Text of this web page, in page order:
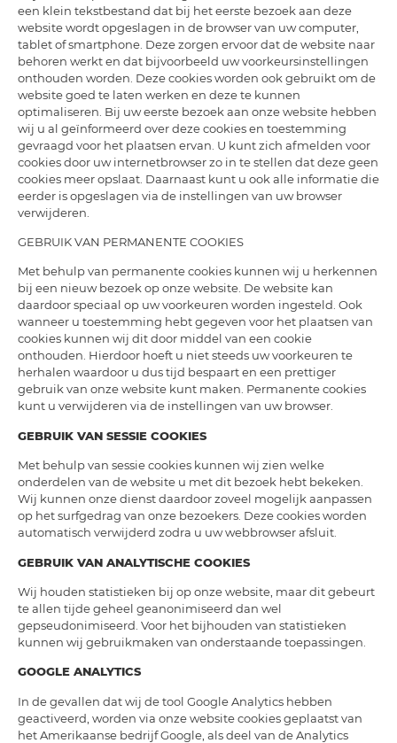
een klein tekstbestand dat bij het eerste bezoek aan deze
website wordt opgeslagen in de browser van uw computer,
tablet of smartphone. Deze zorgen ervoor dat de website naar
behoren werkt en dat bijvoorbeeld uw voorkeursinstellingen
onthouden worden. Deze cookies worden ook gebruikt om de
website goed te laten werken en deze te kunnen
optimaliseren. Bij uw eerste bezoek aan onze website hebben
wij u al geïnformeerd over deze cookies en toestemming
gevraagd voor het plaatsen ervan. U kunt zich afmelden voor
cookies door uw internetbrowser zo in te stellen dat deze geen
cookies meer opslaat. Daarnaast kunt u ook alle informatie die
eerder is opgeslagen via de instellingen van uw browser
verwijderen.
GEBRUIK VAN PERMANENTE COOKIES
Met behulp van permanente cookies kunnen wij u herkennen
bij een nieuw bezoek op onze website. De website kan
daardoor speciaal op uw voorkeuren worden ingesteld. Ook
wanneer u toestemming hebt gegeven voor het plaatsen van
cookies kunnen wij dit door middel van een cookie
onthouden. Hierdoor hoeft u niet steeds uw voorkeuren te
herhalen waardoor u dus tijd bespaart en een prettiger
gebruik van onze website kunt maken. Permanente cookies
kunt u verwijderen via de instellingen van uw browser.
GEBRUIK VAN SESSIE COOKIES
Met behulp van sessie cookies kunnen wij zien welke
onderdelen van de website u met dit bezoek hebt bekeken.
Wij kunnen onze dienst daardoor zoveel mogelijk aanpassen
op het surfgedrag van onze bezoekers. Deze cookies worden
automatisch verwijderd zodra u uw webbrowser afsluit.
GEBRUIK VAN ANALYTISCHE COOKIES
Wij houden statistieken bij op onze website, maar dit gebeurt
te allen tijde geheel geanonimiseerd dan wel
gepseudonimiseerd. Voor het bijhouden van statistieken
kunnen wij gebruikmaken van onderstaande toepassingen.
GOOGLE ANALYTICS
In de gevallen dat wij de tool Google Analytics hebben
geactiveerd, worden via onze website cookies geplaatst van
het Amerikaanse bedrijf Google, als deel van de Analytics